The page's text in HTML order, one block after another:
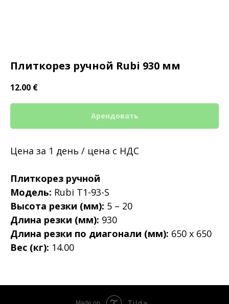
Плиткорез ручной Rubi 930 мм
12.00 €
Арендовать
Цена за 1 день / цена с НДС
Плиткорез ручной
Модель: Rubi T1-93-S
Высота резки (мм): 5 – 20
Длина резки (мм): 930
Длина резки по диагонали (мм): 650 x 650
Вес (кг): 14.00